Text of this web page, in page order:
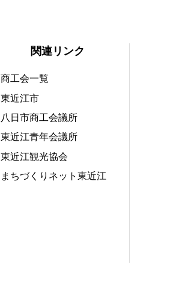
関連リンク
商工会一覧
東近江市
八日市商工会議所
東近江青年会議所
東近江観光協会
まちづくりネット東近江